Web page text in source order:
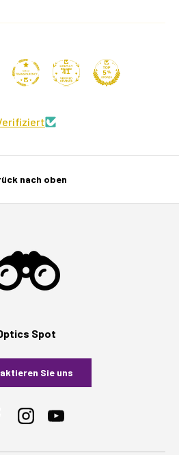
41
nach oben
Spot
Sie uns
InstagramYouTube